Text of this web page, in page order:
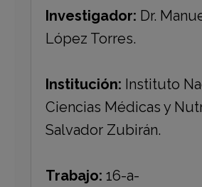
Investigador: Dr.
López Torres.
Institución: Instituto
Ciencias Médicas y
Salvador Zubirán.
Trabajo: 16-a-